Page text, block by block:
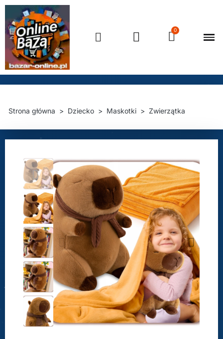
Strona główna Dziecko Maskotki Zwierzątka